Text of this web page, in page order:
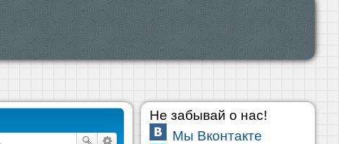
Не забывай о нас!
Мы Вконтакте